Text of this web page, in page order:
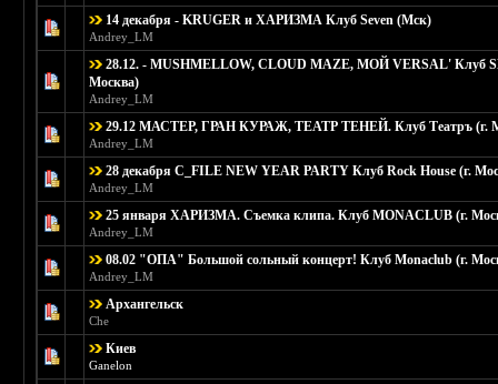
14 декабря - KRUGER и ХАРИЗМА Клуб Seven (Мск)
Andrey_LM
Голосов: 0 - Средняя оценка: 0 из 5
12345
28.12. - MUSHMELLOW, CLOUD MAZE, МОЙ VERSAL' Клуб
Москва)
Andrey_LM
Голосов: 0 - Средняя оценка: 0 из 5
29.12 МАСТЕР, ГРАН КУРАЖ, ТЕАТР ТЕНЕЙ. Клуб Театръ (г.
Andrey_LM
Голосов: 0 - Средняя оценка: 0 из 5
12 34 5
28 декабря C_FILE NEW YEAR PARTY Клуб Rock House (г.
Andrey_LM
Голосов: 0 - Средняя оценка: 0 из 5
12 345
25 января ХАРИЗМА. Съемка клипа. Клуб MONACLUB (г.
Andrey_LM
Голосов: 0 - Средняя оценка: 0 из 5
1234 5
08.02 "ОПА" Большой сольный концерт! Клуб Monaclub (г.
Andrey_LM
Голосов: 0 - Средняя оценка: 0 из 5
12345
Архангельск
Che
Голосов: 1 - Средняя оценка: 5 из 5
Киев
Ganelon
Голосов: 0 - Средняя оценка: 0 из 5